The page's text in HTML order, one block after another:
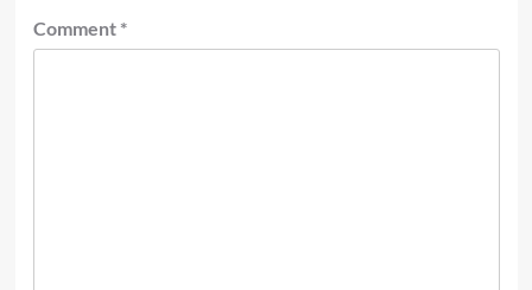
Comment *